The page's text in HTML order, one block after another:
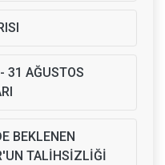
31 AĞUSTOS
BEKLENEN
TALİHSİZLİĞİ